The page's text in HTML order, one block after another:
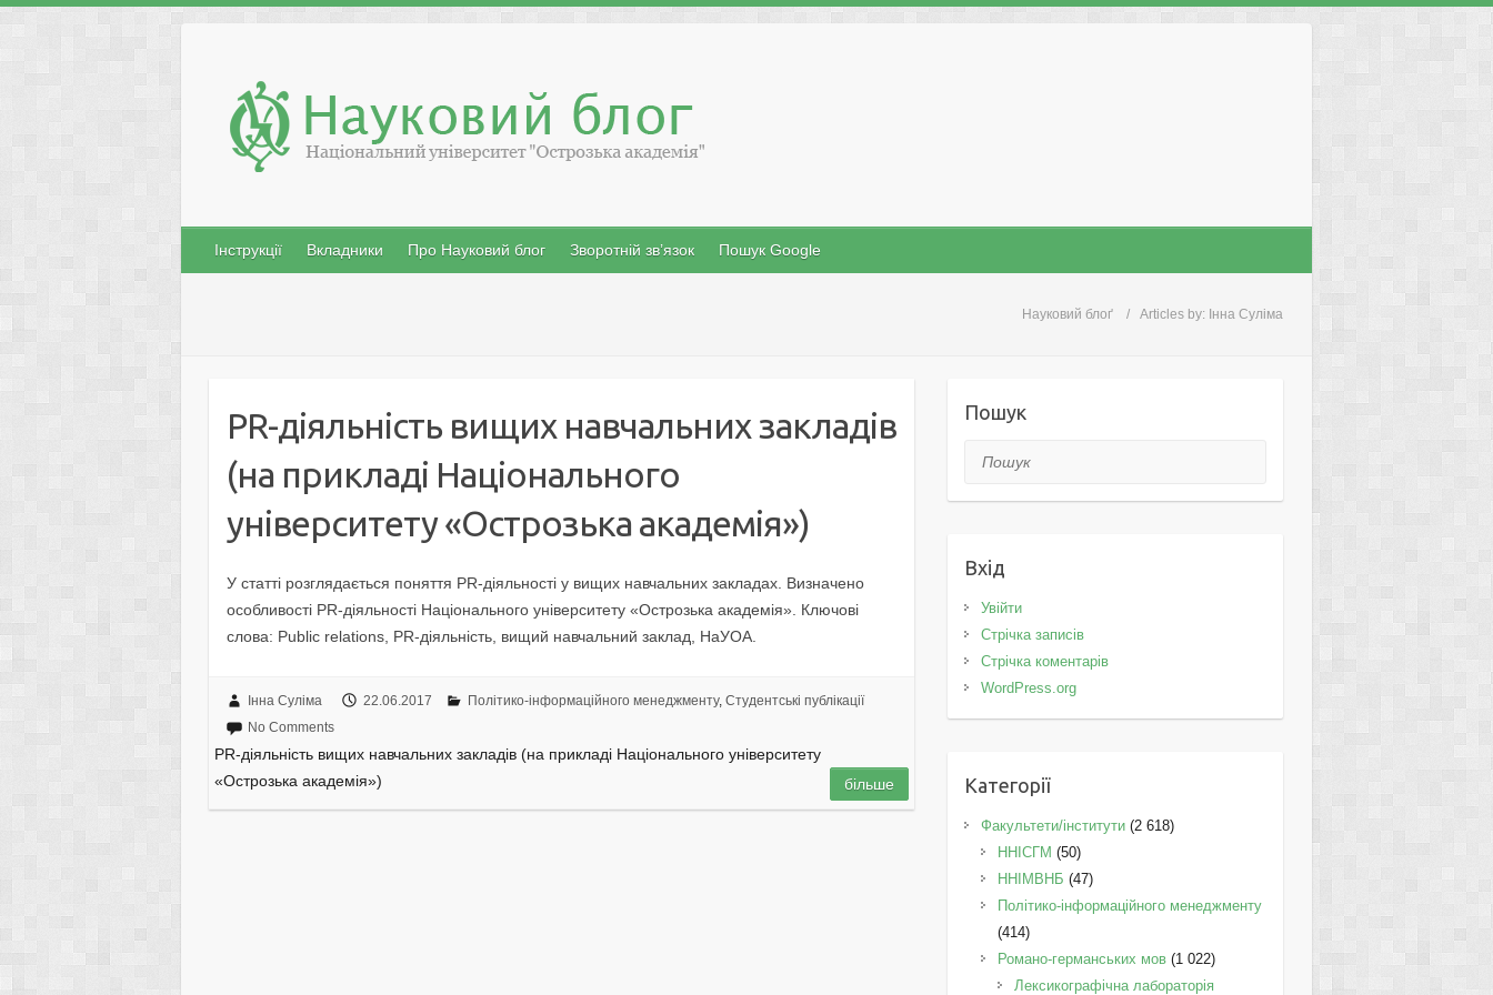
content
Інструкції Вкладники Про Науковий блог Зворотній зв’язок Пошук Google
Науковий блоґ Articles by: Інна Суліма
PR-діяльність вищих навчальних закладів
(на прикладі Національного
університету «Острозька академія»)
У статті розглядається поняття PR-діяльності у вищих навчальних закладах. Визначено
особливості PR-діяльності Національного університету «Острозька академія». Ключові
слова: Public relations, PR-діяльність, вищий навчальний заклад, НаУОА.
Інна Суліма 22.06.2017 Політико-інформаційного менеджменту, Студентські публікації
No Comments
PR-діяльність вищих навчальних закладів (на прикладі Національного університету
«Острозька академія»)
більше
Пошук
Пошук
Вхід
Увійти
Стрічка записів
Стрічка коментарів
WordPress.org
Категорії
Факультети/інститути(2 618)
ННІСГМ (50)
ННІМВНБ (47)
Політико-інформаційного менеджменту
(414)
Романо-германських мов(1 022)
Лексикографічна лабораторія